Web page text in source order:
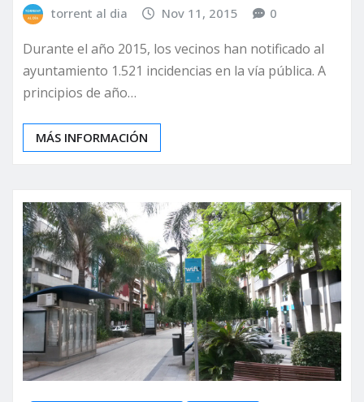
torrent al dia Nov 11, 2015 0
Durante el año 2015, los vecinos han notificado al
ayuntamiento 1.521 incidencias en la vía pública. A
principios de año…
MÁS INFORMACIÓN